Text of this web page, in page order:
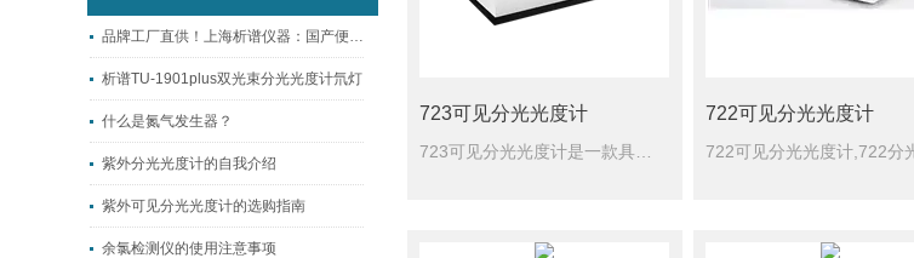
品牌工厂直供！上海析谱仪器：国产便携式分光光度计的信赖之选
析谱TU-1901plus双光束分光光度计氘灯
什么是氮气发生器？
紫外分光光度计的自我介绍
紫外可见分光光度计的选购指南
余氯检测仪的使用注意事项
723可见分光光度计
723可见分光光度计是一款具有多种大型高级仪器功能的智能型可见分光光度计。仪器具有自动化程度高，功能丰富，可塑性强等特点。随机赠送一份具有多种应用功能的XP-723PCS应用软件您就能得到适合于您个性化要求的样品分析解决方案。
722可见分光光度计